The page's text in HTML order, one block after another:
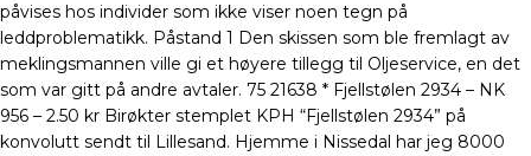
påvises hos individer som ikke viser noen tegn på
leddproblematikk. Påstand 1 Den skissen som ble fremlagt av
meklingsmannen ville gi et høyere tillegg til Oljeservice, en det
som var gitt på andre avtaler. 75 21638 * Fjellstølen 2934 – NK
956 – 2.50 kr Birøkter stemplet KPH “Fjellstølen 2934” på
konvolutt sendt til Lillesand. Hjemme i Nissedal har jeg 8000